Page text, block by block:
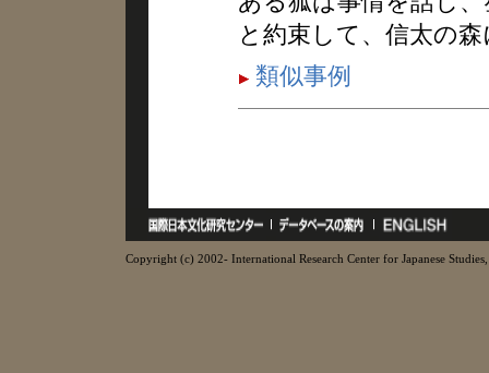
と約束して、信太の
類似事例
Copyright (c) 2002- International Research Center for Japanese